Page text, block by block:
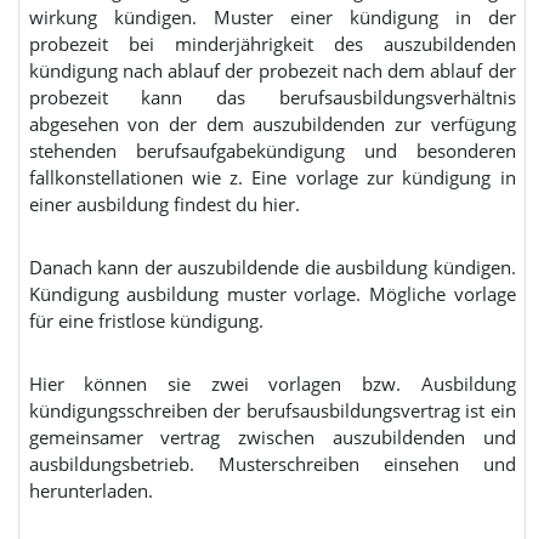
wirkung kündigen. Muster einer kündigung in der
probezeit bei minderjährigkeit des auszubildenden
kündigung nach ablauf der probezeit nach dem ablauf der
probezeit kann das berufsausbildungsverhältnis
abgesehen von der dem auszubildenden zur verfügung
stehenden berufsaufgabekündigung und besonderen
fallkonstellationen wie z. Eine vorlage zur kündigung in
einer ausbildung findest du hier.
Danach kann der auszubildende die ausbildung kündigen.
Kündigung ausbildung muster vorlage. Mögliche vorlage
für eine fristlose kündigung.
Hier können sie zwei vorlagen bzw. Ausbildung
kündigungsschreiben der berufsausbildungsvertrag ist ein
gemeinsamer vertrag zwischen auszubildenden und
ausbildungsbetrieb. Musterschreiben einsehen und
herunterladen.